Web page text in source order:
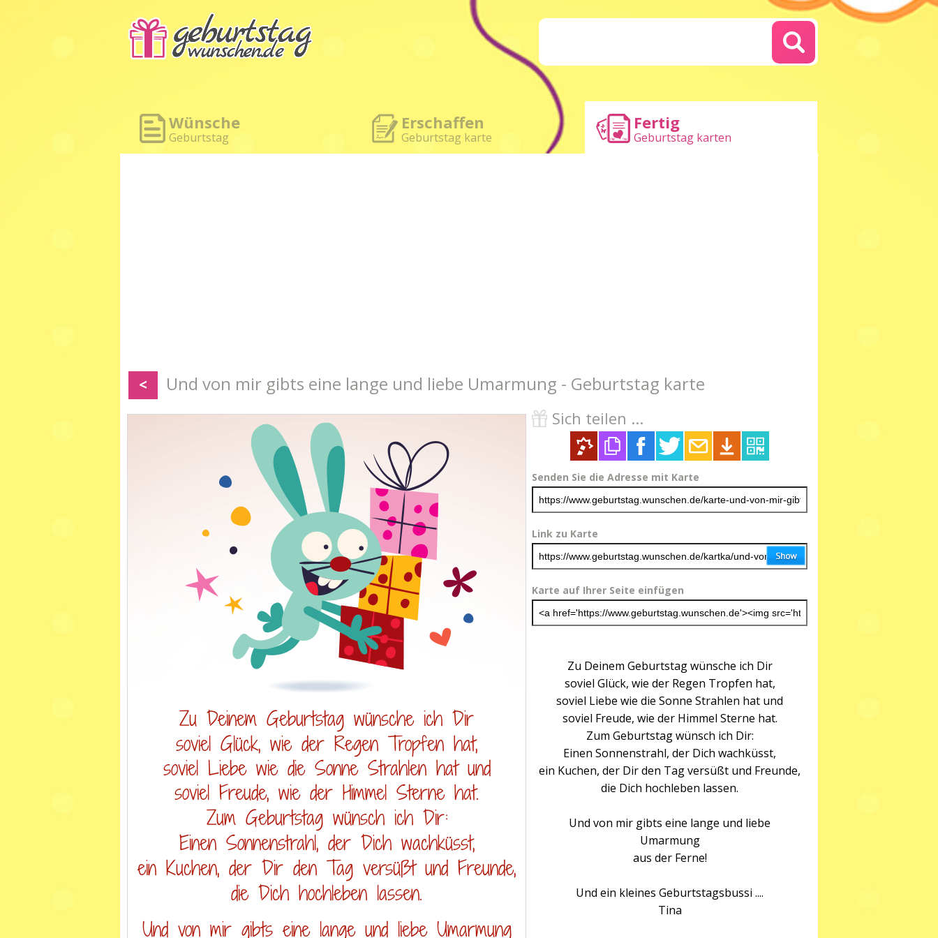
Wünsche
Geburtstag
Erschaffen
Geburtstag karte
Fertig
Geburtstag karten
< Und von mir gibts eine lange und liebe Umarmung - Geburtstag karte
Sich teilen ...
Senden Sie die Adresse mit Karte
Link zu Karte
Karte auf Ihrer Seite einfügen
Zu Deinem Geburtstag wünsche ich Dir
soviel Glück, wie der Regen Tropfen hat,
soviel Liebe wie die Sonne Strahlen hat und
soviel Freude, wie der Himmel Sterne hat.
Zum Geburtstag wünsch ich Dir:
Einen Sonnenstrahl, der Dich wachküsst,
ein Kuchen, der Dir den Tag versüßt und Freunde,
die Dich hochleben lassen.
Und von mir gibts eine lange und liebe
Umarmung
aus der Ferne!
Und ein kleines Geburtstagsbussi ....
Tina